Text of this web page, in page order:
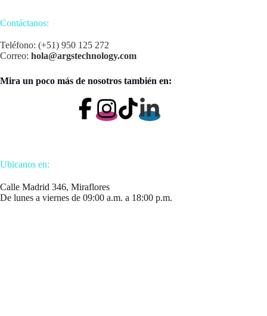
Contáctanos:
Teléfono: (+51) 950 125 272
Correo: hola@argstechnology.com
Mira un poco más de nosotros también en:
Ubicanos en:
Calle Madrid 346, Miraflores
De lunes a viernes de 09:00 a.m. a 18:00 p.m.